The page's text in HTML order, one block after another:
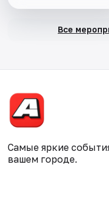
Все
Самые яркие
вашем городе.